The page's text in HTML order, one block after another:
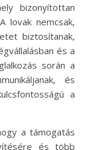
bizonyítottan
lovak nemcsak,
biztosítanak,
és a
során a
és
a
a támogatás
és több